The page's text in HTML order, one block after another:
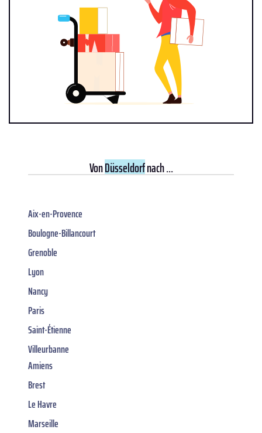
VonDüsseldorfnach ...
Aix-en-Provence
Boulogne-Billancourt
Grenoble
Lyon
Nancy
Paris
Saint-Étienne
Villeurbanne
Amiens
Brest
Le Havre
Marseille